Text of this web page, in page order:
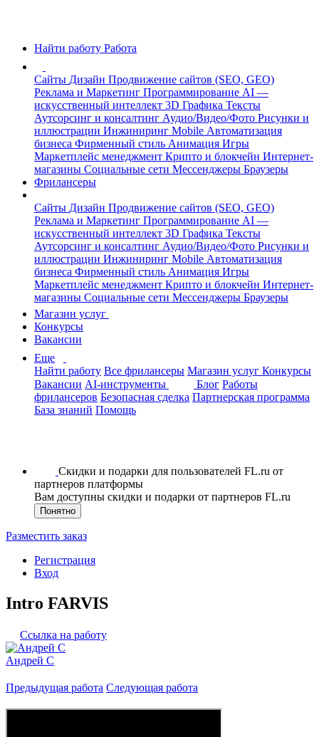
Найти работу Работа
Сайты Дизайн Продвижение сайтов (SEO, GEO)
Реклама и Маркетинг Программирование AI —
искусственный интеллект 3D Графика Тексты
Аутсорсинг и консалтинг Аудио/Видео/Фото Рисунки и
иллюстрации Инжиниринг Mobile Автоматизация
бизнеса Фирменный стиль Анимация Игры
Маркетплейс менеджмент Крипто и блокчейн Интернет-
магазины Социальные сети Мессенджеры Браузеры
Фрилансеры
Сайты Дизайн Продвижение сайтов (SEO, GEO)
Реклама и Маркетинг Программирование AI —
искусственный интеллект 3D Графика Тексты
Аутсорсинг и консалтинг Аудио/Видео/Фото Рисунки и
иллюстрации Инжиниринг Mobile Автоматизация
бизнеса Фирменный стиль Анимация Игры
Маркетплейс менеджмент Крипто и блокчейн Интернет-
магазины Социальные сети Мессенджеры Браузеры
Магазин услуг
Конкурсы
Вакансии
Еще
Найти работу Все фрилансеры Магазин услуг Конкурсы
Вакансии AI-инструменты Блог Работы
фрилансеров Безопасная сделка Партнерская программа
База знаний Помощь
Скидки и подарки для пользователей FL.ru от
партнеров платформы
Вам доступны скидки и подарки от партнеров FL.ru
Понятно
Разместить заказ
Регистрация
Вход
Intro FARVIS
Ссылка на работу
Андрей C
Предыдущая работа Следующая работа